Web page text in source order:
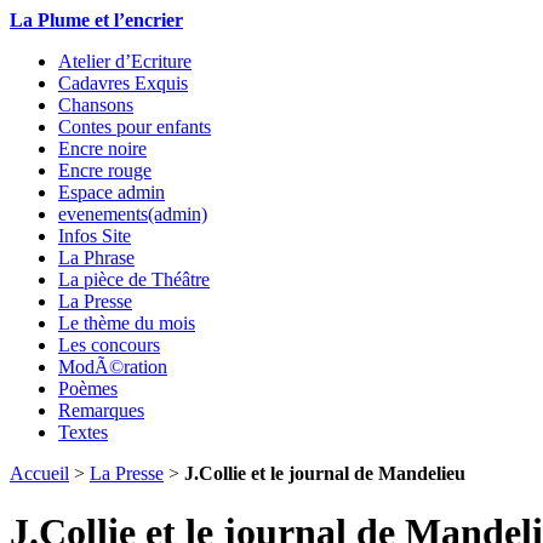
La Plume et l’encrier
Atelier d’Ecriture
Cadavres Exquis
Chansons
Contes pour enfants
Encre noire
Encre rouge
Espace admin
evenements(admin)
Infos Site
La Phrase
La pièce de Théâtre
La Presse
Le thème du mois
Les concours
ModÃ©ration
Poèmes
Remarques
Textes
Accueil > La Presse > J.Collie et le journal de Mandelieu
J.Collie et le journal de